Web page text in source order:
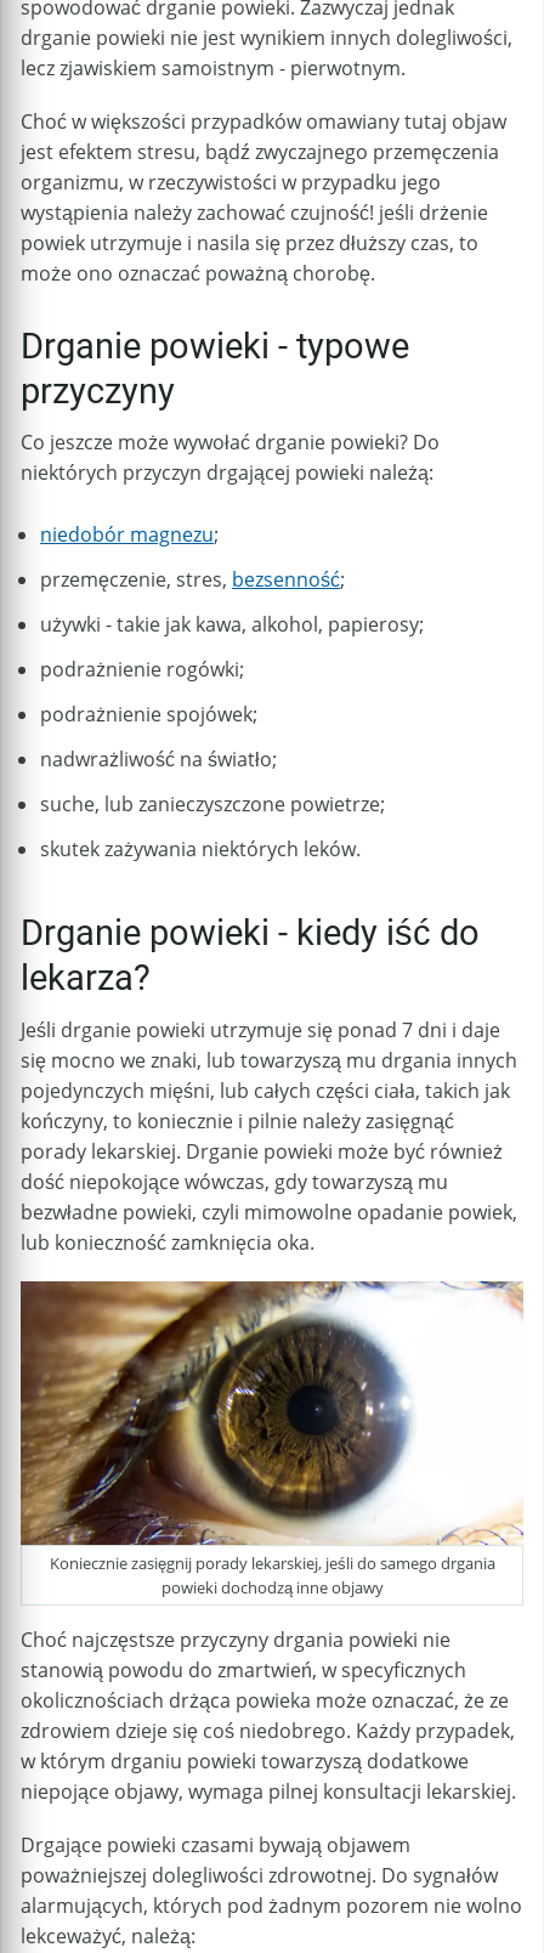
spowodować drganie powieki. Zazwyczaj jednak
drganie powieki nie jest wynikiem innych dolegliwości,
lecz zjawiskiem samoistnym - pierwotnym.
Choć w większości przypadków omawiany tutaj objaw
jest efektem stresu, bądź zwyczajnego przemęczenia
organizmu, w rzeczywistości w przypadku jego
wystąpienia należy zachować czujność! jeśli drżenie
powiek utrzymuje i nasila się przez dłuższy czas, to
może ono oznaczać poważną chorobę.
Drganie powieki - typowe
przyczyny
Co jeszcze może wywołać drganie powieki? Do
niektórych przyczyn drgającej powieki należą:
niedobór magnezu;
przemęczenie, stres, bezsenność;
używki - takie jak kawa, alkohol, papierosy;
podrażnienie rogówki;
podrażnienie spojówek;
nadwrażliwość na światło;
suche, lub zanieczyszczone powietrze;
skutek zażywania niektórych leków.
Drganie powieki - kiedy iść do
lekarza?
Jeśli drganie powieki utrzymuje się ponad 7 dni i daje
się mocno we znaki, lub towarzyszą mu drgania innych
pojedynczych mięśni, lub całych części ciała, takich jak
kończyny, to koniecznie i pilnie należy zasięgnąć
porady lekarskiej. Drganie powieki może być również
dość niepokojące wówczas, gdy towarzyszą mu
bezwładne powieki, czyli mimowolne opadanie powiek,
lub konieczność zamknięcia oka.
Koniecznie zasięgnij porady lekarskiej, jeśli do samego drgania
powieki dochodzą inne objawy
Choć najczęstsze przyczyny drgania powieki nie
stanowią powodu do zmartwień, w specyficznych
okolicznościach drżąca powieka może oznaczać, że ze
zdrowiem dzieje się coś niedobrego. Każdy przypadek,
w którym drganiu powieki towarzyszą dodatkowe
niepojące objawy, wymaga pilnej konsultacji lekarskiej.
Drgające powieki czasami bywają objawem
poważniejszej dolegliwości zdrowotnej. Do sygnałów
alarmujących, których pod żadnym pozorem nie wolno
lekceważyć, należą: